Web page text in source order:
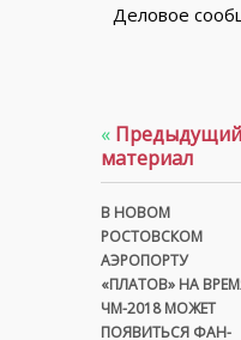
Деловое
« Предыдущий
материал
В НОВОМ
РОСТОВСКОМ
АЭРОПОРТУ
«ПЛАТОВ» НА
ЧМ-2018 МОЖЕТ
ПОЯВИТЬСЯ ФАН-